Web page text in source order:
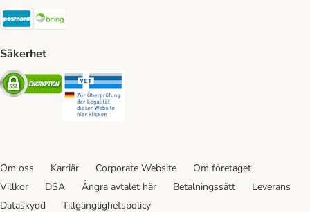
Postnord Shipping Method
Säkerhet
Security
Om oss Karriär Corporate Website
Om företaget
Villkor
DSA Ångra avtalet här Betalningssätt
Leverans
Dataskydd
Tillgänglighetspolicy